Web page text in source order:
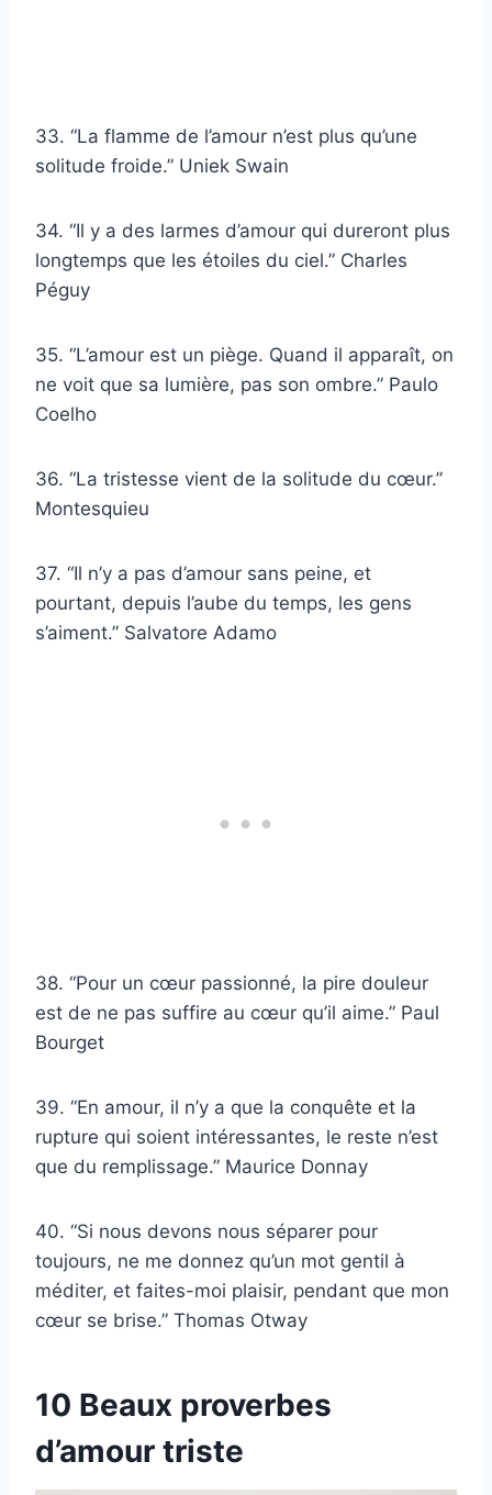
33. “La flamme de l’amour n’est plus qu’une
solitude froide.” Uniek Swain
34. “Il y a des larmes d’amour qui dureront plus
longtemps que les étoiles du ciel.” Charles
Péguy
35. “L’amour est un piège. Quand il apparaît, on
ne voit que sa lumière, pas son ombre.” Paulo
Coelho
36. “La tristesse vient de la solitude du cœur.”
Montesquieu
37. “Il n’y a pas d’amour sans peine, et
pourtant, depuis l’aube du temps, les gens
s’aiment.” Salvatore Adamo
38. “Pour un cœur passionné, la pire douleur
est de ne pas suffire au cœur qu’il aime.” Paul
Bourget
39. “En amour, il n’y a que la conquête et la
rupture qui soient intéressantes, le reste n’est
que du remplissage.” Maurice Donnay
40. “Si nous devons nous séparer pour
toujours, ne me donnez qu’un mot gentil à
méditer, et faites-moi plaisir, pendant que mon
cœur se brise.” Thomas Otway
10 Beaux proverbes
d’amour triste